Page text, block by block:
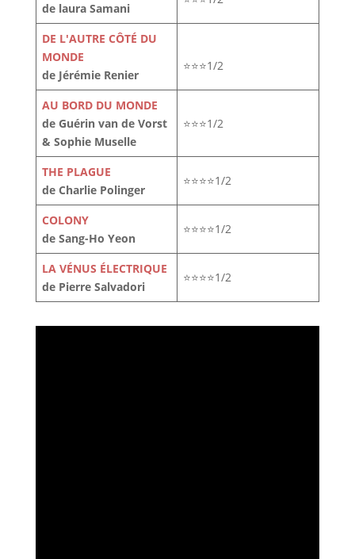
de laura Samani
DE L'AUTRE CÔTÉ DU
MONDE
de Jérémie Renier
⭐⭐⭐1/2
AU BORD DU MONDE
de Guérin van de Vorst
& Sophie Muselle
⭐⭐⭐1/2
THE PLAGUE
de Charlie Polinger
⭐⭐⭐⭐1/2
COLONY
de Sang-Ho Yeon
⭐⭐⭐⭐1/2
LA VÉNUS ÉLECTRIQUE
de Pierre Salvadori
⭐⭐⭐⭐1/2